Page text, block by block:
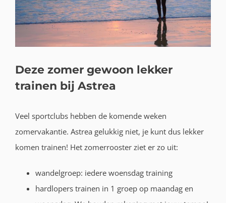
Deze zomer gewoon lekker
trainen bij Astrea
Veel sportclubs hebben de komende weken
zomervakantie. Astrea gelukkig niet, je kunt dus lekker
komen trainen! Het zomerrooster ziet er zo uit:
wandelgroep: iedere woensdag training
hardlopers trainen in 1 groep op maandag en